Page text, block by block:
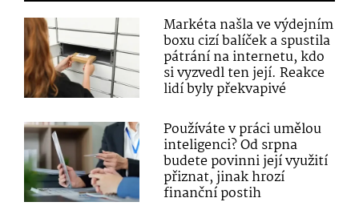
Markéta našla ve výdejním
boxu cizí balíček a spustila
pátrání na internetu, kdo
si vyzvedl ten její. Reakce
lidí byly překvapivé
Používáte v práci umělou
inteligenci? Od srpna
budete povinni její využití
přiznat, jinak hrozí
finanční postih